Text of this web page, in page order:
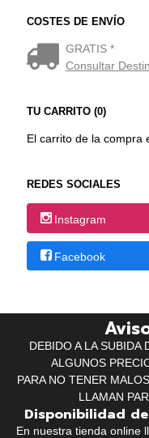
COSTES DE ENVÍO
GRATIS *
Consultar
TU CARRITO (0)
El carrito de la compra
REDES SOCIALES
Instagram
Facebook
DEBIDO A LA SUBIDA
ALGUNOS
PARA NO TENER
LLAMAN
Disponibilidad
En nuestra tienda online